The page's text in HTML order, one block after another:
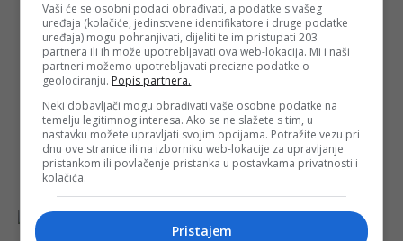
Hasanović
sutra odobrava
600 hiljada KM
CIK-u za
ponovljene
Objavljeno:15. 01.
2026.
Opširnije
Vaši će se osobni podaci obrađivati, a podatke s vašeg
uređaja (kolačiće, jedinstvene identifikatore i druge podatke
uređaja) mogu pohranjivati, dijeliti te im pristupati 203
partnera ili ih može upotrebljavati ova web-lokacija. Mi i naši
partneri možemo upotrebljavati precizne podatke o
geolociranju. Popis partnera.
Neki dobavljači mogu obrađivati vaše osobne podatke na
temelju legitimnog interesa. Ako se ne slažete s tim, u
nastavku možete upravljati svojim opcijama. Potražite vezu pri
dnu ove stranice ili na izborniku web-lokacije za upravljanje
pristankom ili povlačenje pristanka u postavkama privatnosti i
kolačića.
Pristajem